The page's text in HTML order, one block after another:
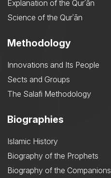
Explanation of the Qurʾān
Science of the Qurʾān
Methodology
Innovations and Its People
Sects and Groups
The Salafi Methodology
Biographies
Islamic History
Biography of the Prophets
Biography of the Companions